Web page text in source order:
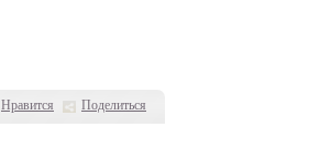
Нравится Поделиться